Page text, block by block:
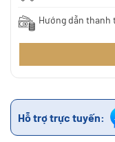
Hướng dẫn thanh
Hỗ trợ trực tuyến: